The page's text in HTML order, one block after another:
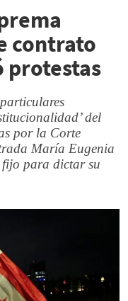
contrato
protestas
del
por la Corte
María Eugenia
para dictar su